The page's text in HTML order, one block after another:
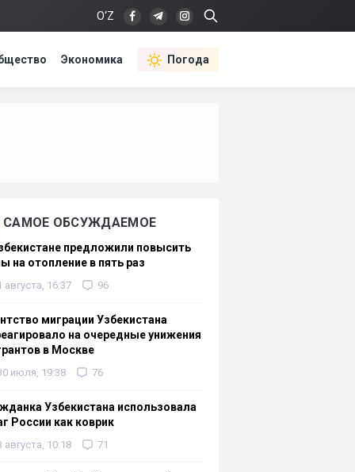
O‘Z
Экономика Погода
САМОЕ ОБСУЖДАЕМОЕ
предложили повысить
на отопление в пять раз
августа, 16:37 96
миграции Узбекистана
на очередные унижения
в Москве
июля, 19:38 76
Узбекистана использовала
России как коврик
августа, 10:18 71